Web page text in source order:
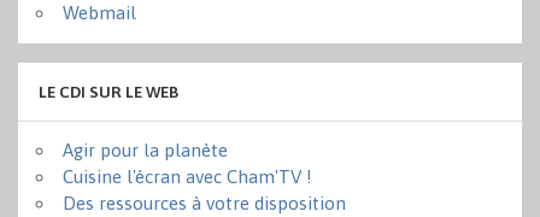
Webmail
LE CDI SUR LE WEB
Agir pour la planète
Cuisine l'écran avec Cham'TV !
Des ressources à votre disposition